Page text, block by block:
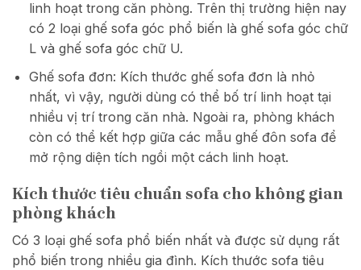
linh hoạt trong căn phòng. Trên thị trường hiện nay
có 2 loại ghế sofa góc phổ biến là ghế sofa góc chữ
L và ghế sofa góc chữ U.
Ghế sofa đơn: Kích thước ghế sofa đơn là nhỏ
nhất, vì vậy, người dùng có thể bố trí linh hoạt tại
nhiều vị trí trong căn nhà. Ngoài ra, phòng khách
còn có thể kết hợp giữa các mẫu ghế đôn sofa để
mở rộng diện tích ngồi một cách linh hoạt.
Kích thước tiêu chuẩn sofa cho không gian
phòng khách
Có 3 loại ghế sofa phổ biến nhất và được sử dụng rất
phổ biến trong nhiều gia đình. Kích thước sofa tiêu